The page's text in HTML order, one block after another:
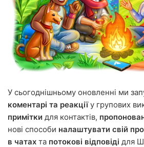
У сьогоднішньому оновленні ми
коментарі та реакціїу групових
примітки для контактів,
нові способи налаштувати свій
в чатах та потокові відповіді для